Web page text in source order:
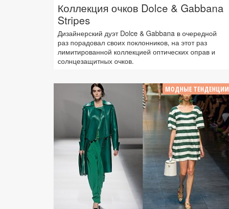
Коллекция очков Dolce & Gabbana
Stripes
Дизайнерский дуэт Dolce & Gabbana в очередной
раз порадовал своих поклонников, на этот раз
лимитированной коллекцией оптических оправ и
солнцезащитных очков.
МОДНЫЕ ТЕНДЕНЦИИ